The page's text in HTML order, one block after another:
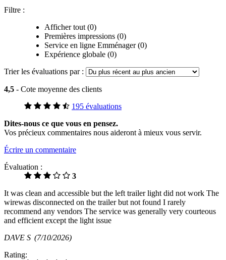
Filtre :
Afficher tout (0)
Premières impressions (0)
Service en ligne Emménager (0)
Expérience globale (0)
Trier les évaluations par :
4,5 - Cote moyenne des clients
195 évaluations
Dites-nous ce que vous en pensez.
Vos précieux commentaires nous aideront à mieux vous servir.
Écrire un commentaire
Évaluation :
3
It was clean and accessible but the left trailer light did not work The
wirewas disconnected on the trailer but not found I rarely
recommend any vendors The service was generally very courteous
and efficient except the light issue
DAVE S (7/10/2026)
Rating: